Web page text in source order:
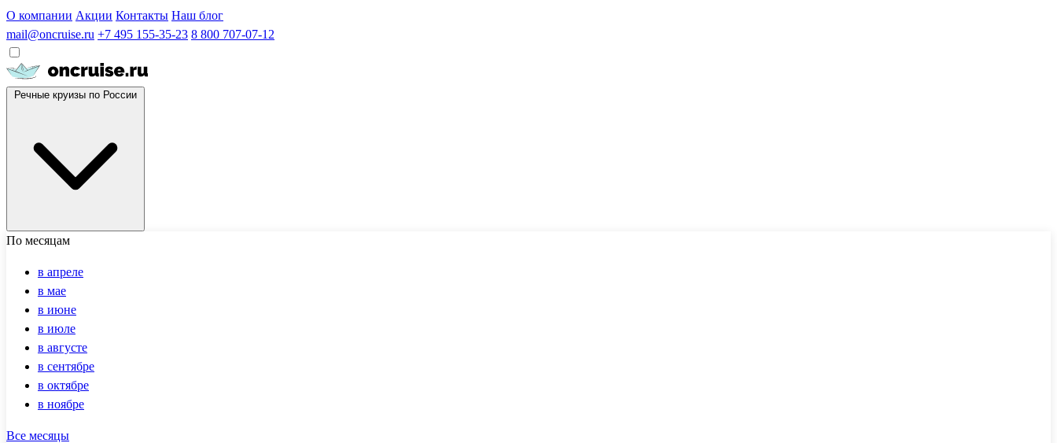
О компании Акции Контакты Наш блог
mail@oncruise.ru +7 495 155-35-23 8 800 707-07-12
По месяцам
в апреле
в мае
в июне
в июле
в августе
в сентябре
в октябре
в ноябре
Все месяцы